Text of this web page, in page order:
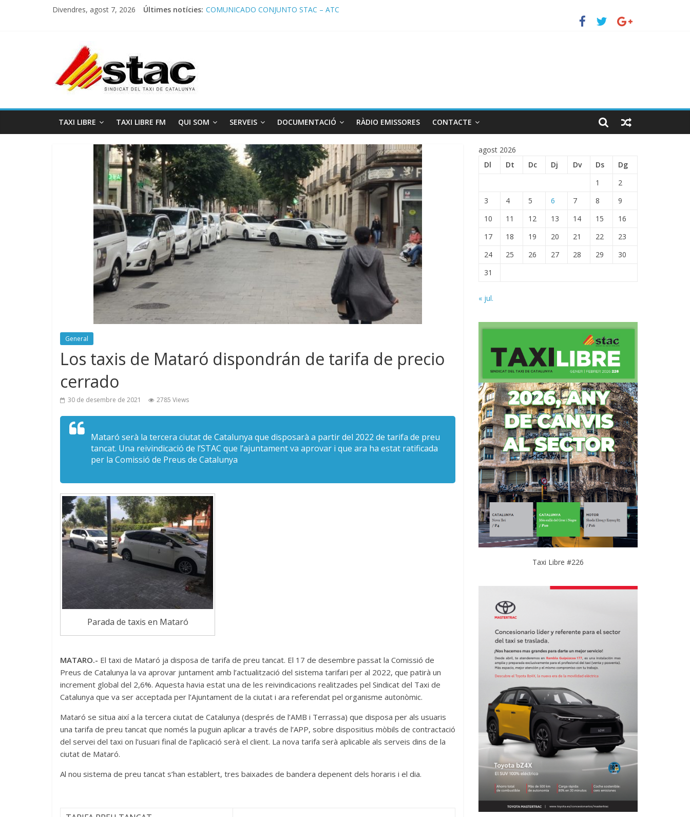
Divendres, agost 7, 2026 Últimes notícies: COMUNICADO CONJUNTO STAC – ATC
TAXI LIBRE TAXI LIBRE FM QUI SOM SERVEIS DOCUMENTACIÓ RÀDIO EMISSORES CONTACTE
General
Los taxis de Mataró dispondrán de tarifa de precio
cerrado
30 de desembre de 2021 2785 Views
Mataró serà la tercera ciutat de Catalunya que disposarà a partir del 2022 de tarifa de preu
tancat. Una reivindicació de l’STAC que l’ajuntament va aprovar i que ara ha estat ratificada
per la Comissió de Preus de Catalunya
Parada de taxis en Mataró
MATARO.- El taxi de Mataró ja disposa de tarifa de preu tancat. El 17 de desembre passat la Comissió de
Preus de Catalunya la va aprovar juntament amb l’actualització del sistema tarifari per al 2022, que patirà un
increment global del 2,6%. Aquesta havia estat una de les reivindicacions realitzades pel Sindicat del Taxi de
Catalunya que va ser acceptada per l’Ajuntament de la ciutat i ara referendat pel organisme autonòmic.
Mataró se situa així a la tercera ciutat de Catalunya (després de l’AMB i Terrassa) que disposa per als usuaris
una tarifa de preu tancat que només la puguin aplicar a través de l’APP, sobre dispositius mòbils de contractació
del servei del taxi on l’usuari final de l’aplicació serà el client. La nova tarifa serà aplicable als serveis dins de la
ciutat de Mataró.
Al nou sistema de preu tancat s’han establert, tres baixades de bandera depenent dels horaris i el dia.
agost 2026
Dl
Dt Dc Dj Dv Ds
Dg
1
2
3
4 5 6 7 8
9
10
11 12 13 14 15
16
17
18 19 20 21 22
23
24
25 26 27 28 29
30
31
« jul.
Taxi Libre #226